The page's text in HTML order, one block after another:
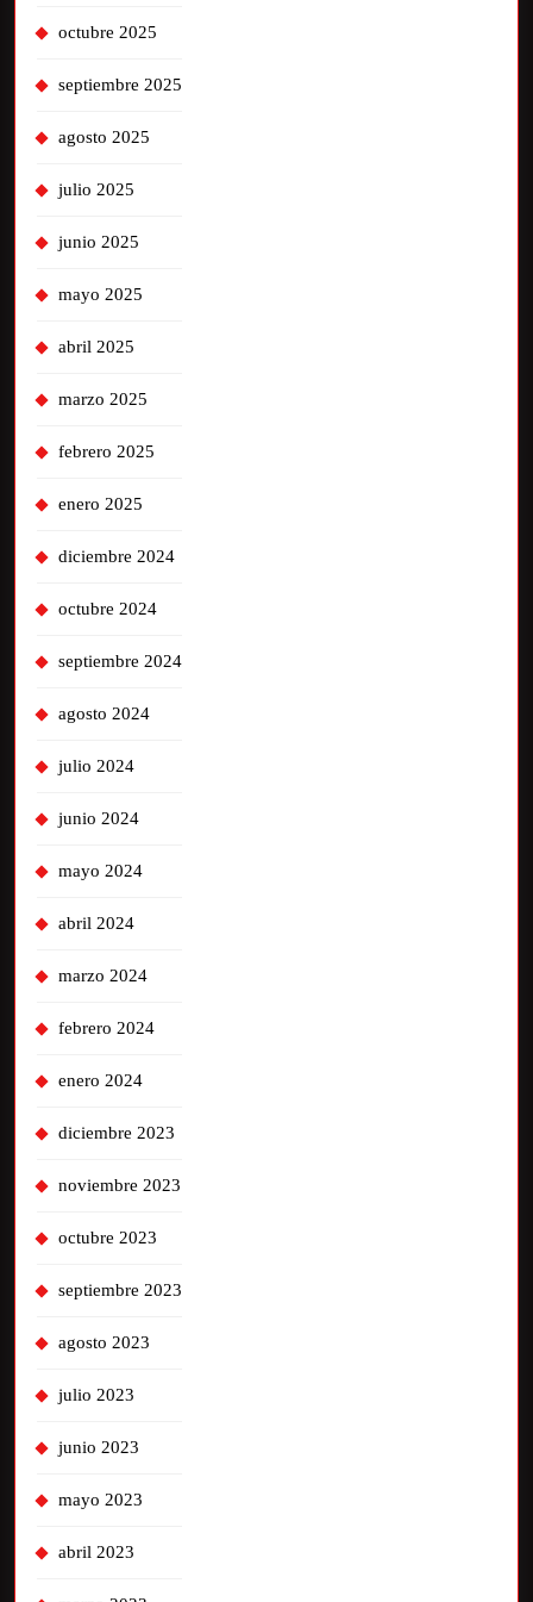
octubre 2025
septiembre 2025
agosto 2025
julio 2025
junio 2025
mayo 2025
abril 2025
marzo 2025
febrero 2025
enero 2025
diciembre 2024
octubre 2024
septiembre 2024
agosto 2024
julio 2024
junio 2024
mayo 2024
abril 2024
marzo 2024
febrero 2024
enero 2024
diciembre 2023
noviembre 2023
octubre 2023
septiembre 2023
agosto 2023
julio 2023
junio 2023
mayo 2023
abril 2023